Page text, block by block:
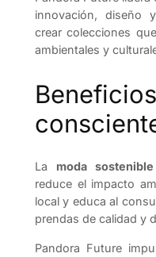
innovación, diseño
crear colecciones
ambientales y
La moda sostenible
reduce el impacto
local y educa al
prendas de calidad y
Pandora Future